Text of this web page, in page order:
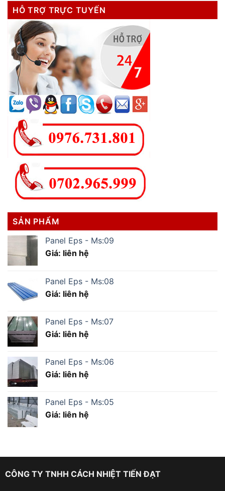
HỖ TRỢ TRỰC TUYẾN
SẢN PHẨM
Panel Eps - Ms:09
Giá: liên hệ
Panel Eps - Ms:08
Giá: liên hệ
Panel Eps - Ms:07
Giá: liên hệ
Panel Eps - Ms:06
Giá: liên hệ
Panel Eps - Ms:05
Giá: liên hệ
CÔNG TY TNHH CÁCH NHIỆT TIẾN ĐẠT